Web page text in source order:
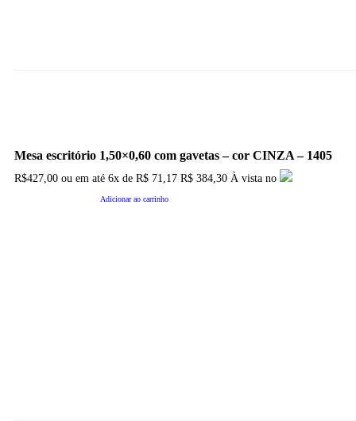
Mesa escritório 1,50×0,60 com gavetas – cor CINZA – 1405
R$427,00 ou em até 6x de R$ 71,17 R$ 384,30 À vista no
Adicionar ao carrinho